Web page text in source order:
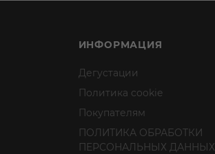
ИНФОРМАЦИЯ
Дегустации
Политика cookie
Покупателям
ПОЛИТИКА ОБРАБОТКИ
ПЕРСОНАЛЬНЫХ ДАННЫХ